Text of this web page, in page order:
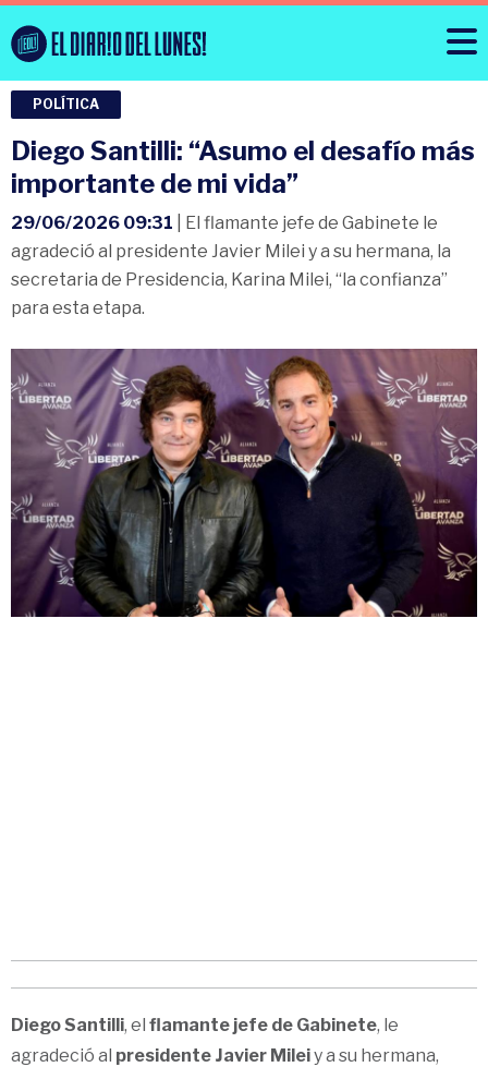
POLÍTICA
Diego Santilli: “Asumo el desafío más
importante de mi vida”
29/06/2026 09:31 | El flamante jefe de Gabinete le
agradeció al presidente Javier Milei y a su hermana, la
secretaria de Presidencia, Karina Milei, “la confianza”
para esta etapa.
Diego Santilli, el flamante jefe de Gabinete, le
agradeció al presidente Javier Mileiy a su hermana,